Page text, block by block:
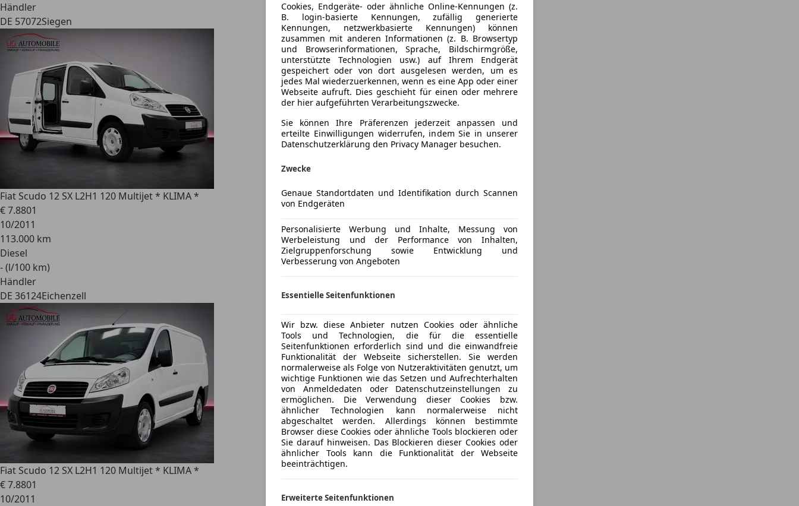
Händler
DE 57072Siegen
Fiat Scudo 12 SX L2H1 120 Multijet * KLIMA *
€ 7.8801
10/2011
113.000 km
Diesel
- (l/100 km)
Händler
DE 36124Eichenzell
Fiat Scudo 12 SX L2H1 120 Multijet * KLIMA *
€ 7.8801
10/2011
Cookies, Endgeräte- oder ähnliche Online-Kennungen (z.
B. login-basierte Kennungen, zufällig generierte
Kennungen, netzwerkbasierte Kennungen) können
zusammen mit anderen Informationen (z. B. Browsertyp
und Browserinformationen, Sprache, Bildschirmgröße,
unterstützte Technologien usw.) auf Ihrem Endgerät
gespeichert oder von dort ausgelesen werden, um es
jedes Mal wiederzuerkennen, wenn es eine App oder einer
Webseite aufruft. Dies geschieht für einen oder mehrere
der hier aufgeführten Verarbeitungszwecke.
Sie können Ihre Präferenzen jederzeit anpassen und
erteilte Einwilligungen widerrufen, indem Sie in unserer
Datenschutzerklärung den Privacy Manager besuchen.
Zwecke
Genaue Standortdaten und Identifikation durch Scannen
von Endgeräten
Personalisierte Werbung und Inhalte, Messung von
Werbeleistung und der Performance von Inhalten,
Zielgruppenforschung sowie Entwicklung und
Verbesserung von Angeboten
Essentielle Seitenfunktionen
Wir bzw. diese Anbieter nutzen Cookies oder ähnliche
Tools und Technologien, die für die essentielle
Seitenfunktionen erforderlich sind und die einwandfreie
Funktionalität der Webseite sicherstellen. Sie werden
normalerweise als Folge von Nutzeraktivitäten genutzt, um
wichtige Funktionen wie das Setzen und Aufrechterhalten
von Anmeldedaten oder Datenschutzeinstellungen zu
ermöglichen. Die Verwendung dieser Cookies bzw.
ähnlicher Technologien kann normalerweise nicht
abgeschaltet werden. Allerdings können bestimmte
Browser diese Cookies oder ähnliche Tools blockieren oder
Sie darauf hinweisen. Das Blockieren dieser Cookies oder
ähnlicher Tools kann die Funktionalität der Webseite
beeinträchtigen.
Erweiterte Seitenfunktionen